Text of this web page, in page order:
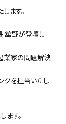
ます。
舘野が登壇し
業家の問題解決
グを担当いたし
ます。